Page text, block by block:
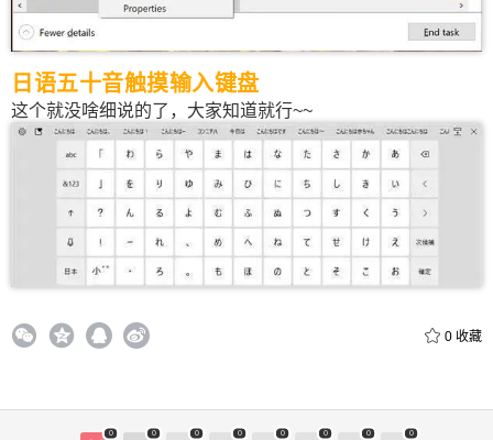
日语五十音触摸输入键盘
这个就没啥细说的了，大家知道就行~~
0 收藏
0 0 0 0 0 0 0 0
立刻支付
立刻支付
忘记密码？找回